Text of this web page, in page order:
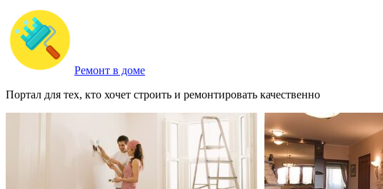
Ремонт в доме
Портал для тех, кто хочет строить и ремонтировать качественно